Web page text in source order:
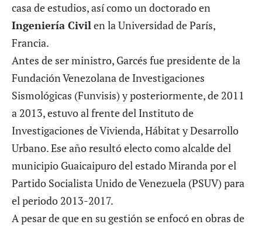
casa de estudios, así como un doctorado en
Ingeniería Civil en la Universidad de París,
Francia.
Antes de ser ministro, Garcés fue presidente de la
Fundación Venezolana de Investigaciones
Sismológicas (Funvisis) y posteriormente, de 2011
a 2013, estuvo al frente del Instituto de
Investigaciones de Vivienda, Hábitat y Desarrollo
Urbano. Ese año resultó electo como alcalde del
municipio Guaicaipuro del estado Miranda por el
Partido Socialista Unido de Venezuela (PSUV) para
el periodo 2013-2017.
A pesar de que en su gestión se enfocó en obras de